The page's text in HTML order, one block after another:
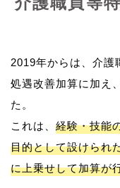
2019年からは、介護
処遇改善加算に加え
た。
これは、 経験・技能
目的として設けられ
に上乗せして加算が